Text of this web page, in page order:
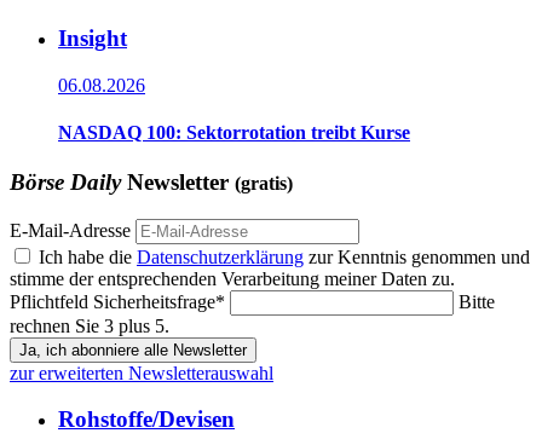
Insight
06.08.2026
NASDAQ 100: Sektorrotation treibt Kurse
Börse DailyNewsletter (gratis)
E-Mail-Adresse
Ich habe die Datenschutzerklärung zur Kenntnis genommen und
stimme der entsprechenden Verarbeitung meiner Daten zu.
Pflichtfeld Sicherheitsfrage*
Bitte
rechnen Sie 3 plus 5.
Ja, ich abonniere alle Newsletter
zur erweiterten Newsletterauswahl
Rohstoffe/Devisen